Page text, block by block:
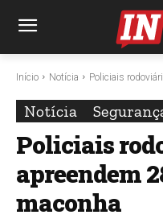
Início Notícia Policiais
Notícia
Policiais
apreendem
maconha